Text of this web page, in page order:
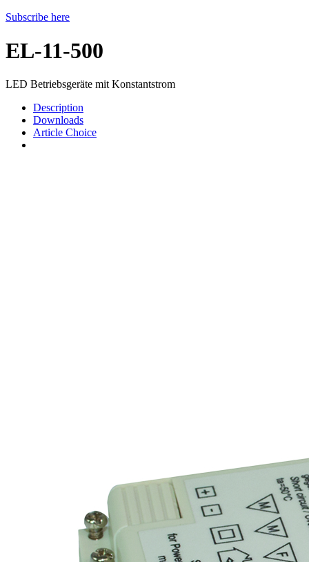
Subscribe here
EL-11-500
LED Betriebsgeräte mit Konstantstrom
Description
Downloads
Article Choice